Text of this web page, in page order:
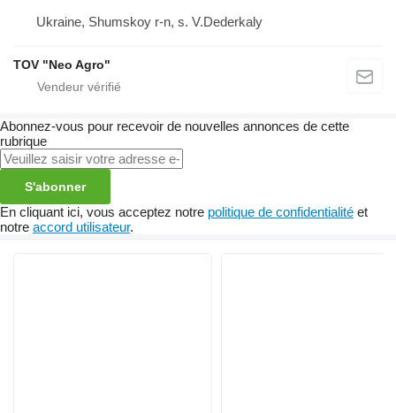
Ukraine, Shumskoy r-n, s. V.Dederkaly
TOV "Neo Agro"
Abonnez-vous pour recevoir de nouvelles annonces de cette
rubrique
S'abonner
En cliquant ici, vous acceptez notre politique de confidentialité et
notre accord utilisateur.